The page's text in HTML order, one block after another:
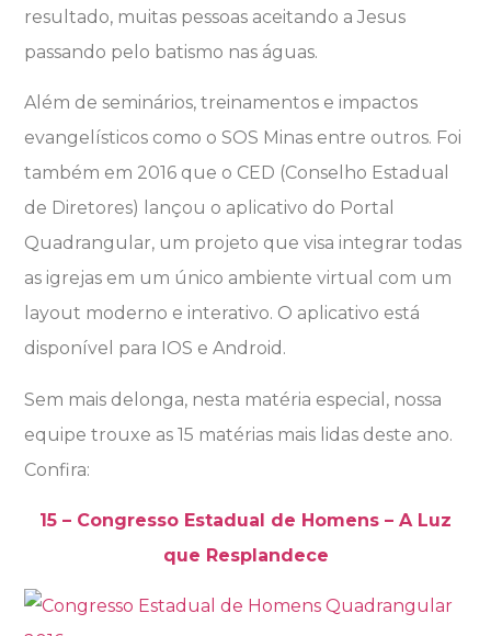
resultado, muitas pessoas aceitando a Jesus
passando pelo batismo nas águas.
Além de seminários, treinamentos e impactos
evangelísticos como o SOS Minas entre outros. Foi
também em 2016 que o CED (Conselho Estadual
de Diretores) lançou o aplicativo do Portal
Quadrangular, um projeto que visa integrar todas
as igrejas em um único ambiente virtual com um
layout moderno e interativo. O aplicativo está
disponível para IOS e Android.
Sem mais delonga, nesta matéria especial, nossa
equipe trouxe as 15 matérias mais lidas deste ano.
Confira:
15 – Congresso Estadual de Homens – A Luz
que Resplandece